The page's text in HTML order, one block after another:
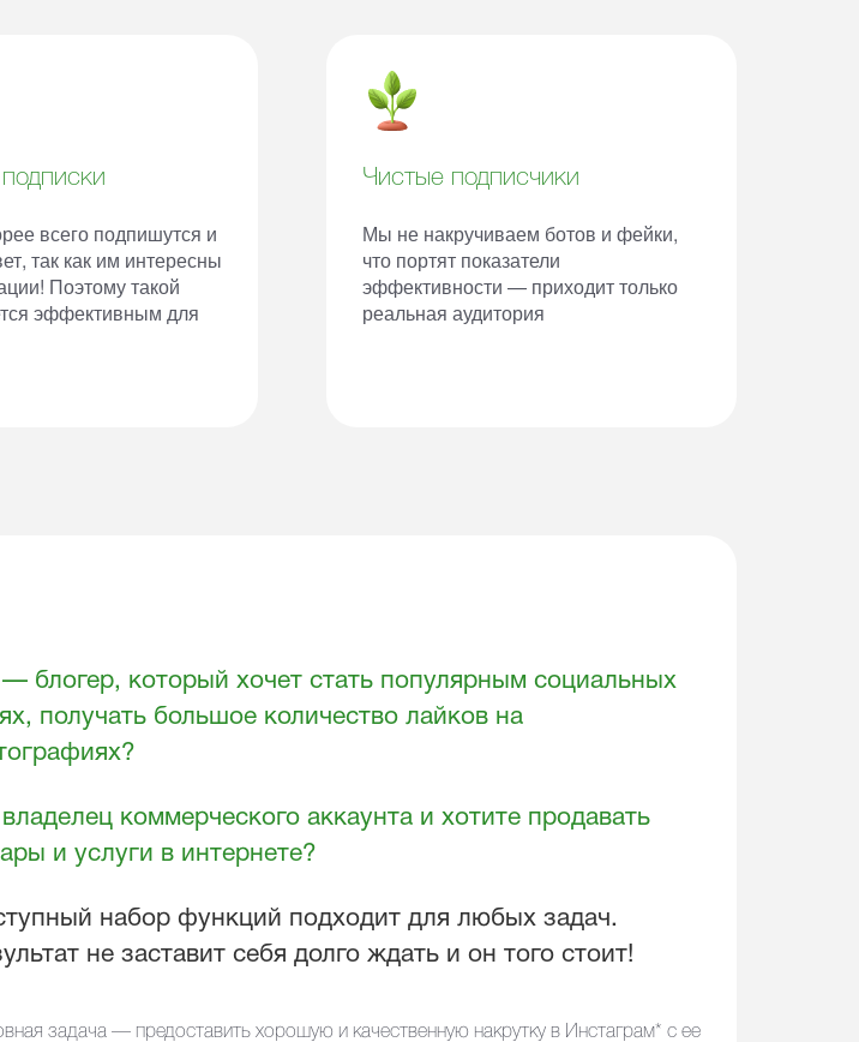
всего подпишутся и
так как им интересны
Поэтому такой
эффективным для
Чистые подписчики
Мы не накручиваем ботов и фейки,
что портят показатели
эффективности — приходит только
реальная аудитория
блогер, который хочет стать популярным социальных
получать большое количество лайков на
коммерческого аккаунта и хотите продавать
и услуги в интернете?
набор функций подходит для любых задач.
не заставит себя долго ждать и он того стоит!
задача — предоставить хорошую и качественную накрутку в Инстаграм* с ее